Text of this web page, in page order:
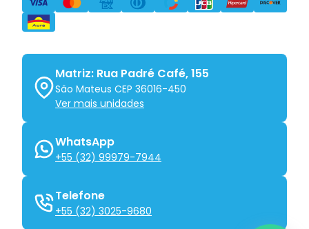
Matriz: Rua Padré Café, 155
São Mateus CEP 36016-450
Ver mais unidades
WhatsApp
+55 (32) 99979-7944
Telefone
+55 (32) 3025-9680